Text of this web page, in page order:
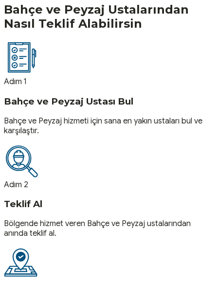
Bahçe ve Peyzaj Ustalarından
Nasıl Teklif Alabilirsin
Adım 1
Bahçe ve Peyzaj Ustası Bul
Bahçe ve Peyzaj hizmeti için sana en yakın ustaları bul ve
karşılaştır.
Adım 2
Teklif Al
Bölgende hizmet veren Bahçe ve Peyzaj ustalarından
anında teklif al.